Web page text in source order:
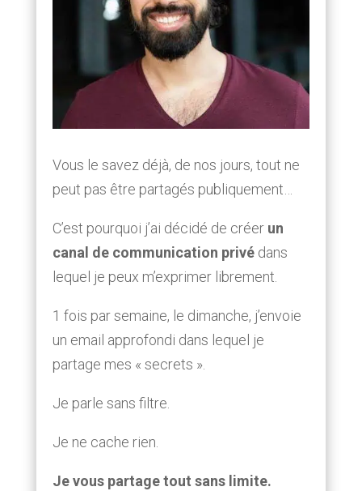
Vous le savez déjà, de nos jours, tout ne
peut pas être partagés publiquement…
C’est pourquoi j’ai décidé de créer un
canal de communication privé dans
lequel je peux m’exprimer librement.
1 fois par semaine, le dimanche, j’envoie
un email approfondi dans lequel je
partage mes « secrets ».
Je parle sans filtre.
Je ne cache rien.
Je vous partage tout sans limite.